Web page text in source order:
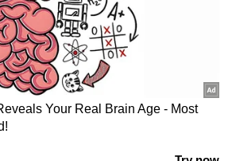
തിരക്കഥ മിഥുൻ
പരമ്പരകളിലും ഇദ്ദേഹം
ഒരു മുഴുനീള ചിത്രത്തിൽ
ഏറ്റവും ഉയരം കുറഞ്ഞ